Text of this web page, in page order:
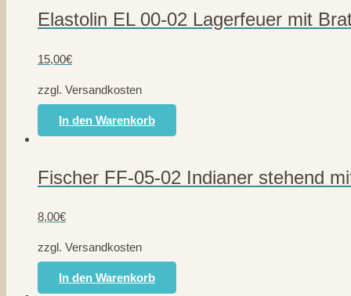
Elastolin EL 00-02 Lagerfeuer mit
15,00€
zzgl. Versandkosten
In den Warenkorb
Fischer FF-05-02 Indianer stehend
8,00€
zzgl. Versandkosten
In den Warenkorb